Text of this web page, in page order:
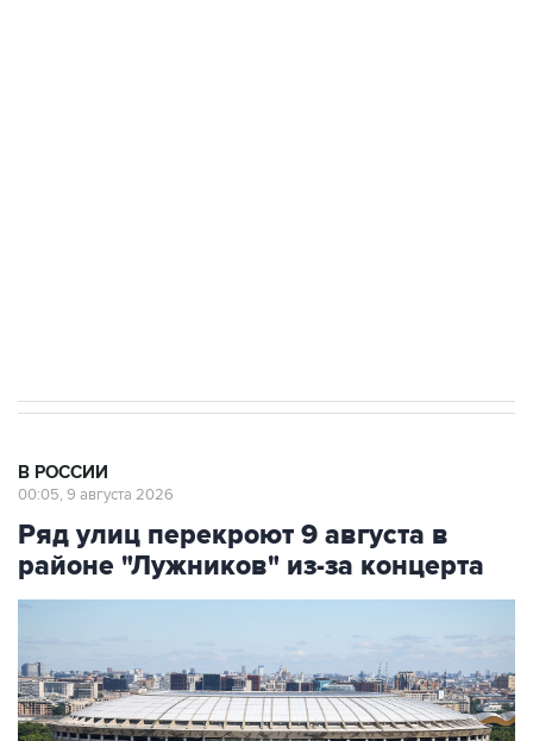
В РОССИИ
00:05, 9 августа 2026
Ряд улиц перекроют 9 августа в
районе "Лужников" из-за концерта